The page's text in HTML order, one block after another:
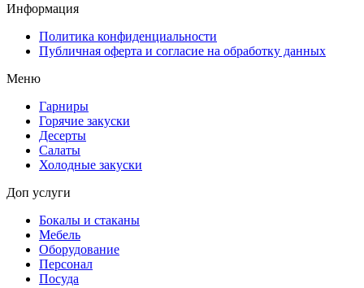
Информация
Политика конфиденциальности
Публичная оферта и согласие на обработку данных
Меню
Гарниры
Горячие закуски
Десерты
Салаты
Холодные закуски
Доп услуги
Бокалы и стаканы
Мебель
Оборудование
Персонал
Посуда